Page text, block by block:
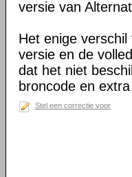
versie van
Het enige
versie en de
dat het niet
broncode en
Stel een correctie voor